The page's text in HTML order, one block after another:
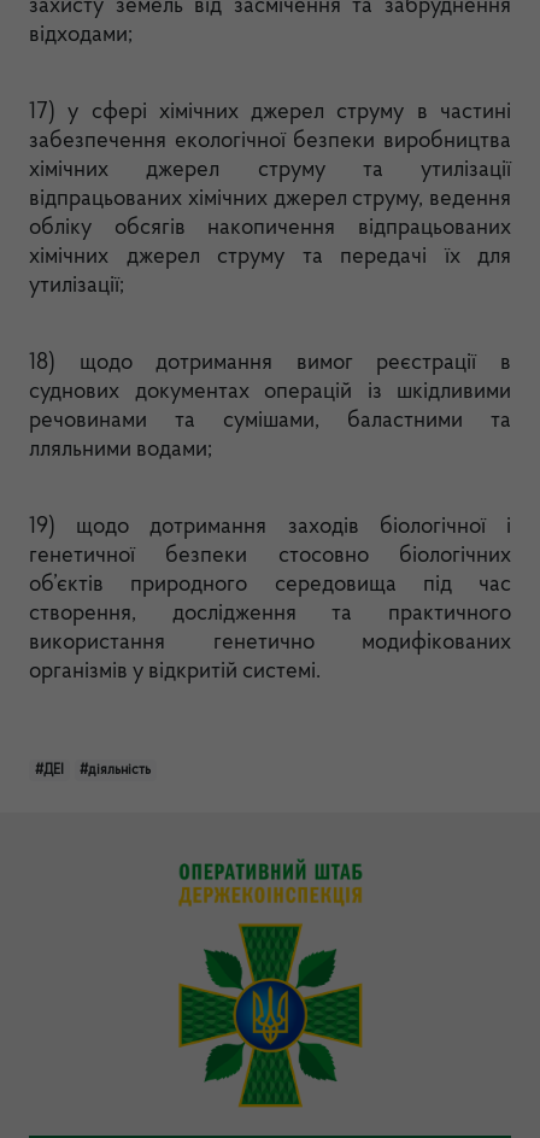
захисту земель від засмічення та забруднення
відходами;
17) у сфері хімічних джерел струму в частині
забезпечення екологічної безпеки виробництва
хімічних джерел струму та утилізації
відпрацьованих хімічних джерел струму, ведення
обліку обсягів накопичення відпрацьованих
хімічних джерел струму та передачі їх для
утилізації;
18) щодо дотримання вимог реєстрації в
суднових документах операцій із шкідливими
речовинами та сумішами, баластними та
лляльними водами;
19) щодо дотримання заходів біологічної і
генетичної безпеки стосовно біологічних
об’єктів природного середовища під час
створення, дослідження та практичного
використання генетично модифікованих
організмів у відкритій системі.
#ДЕІ #діяльність